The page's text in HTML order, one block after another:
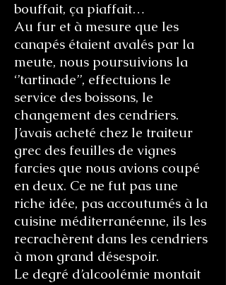
bouffait, ça piaffait…
Au fur et à mesure que les
canapés étaient avalés par la
meute, nous poursuivions la
‘’tartinade’’, effectuions le
service des boissons, le
changement des cendriers.
J’avais acheté chez le traiteur
grec des feuilles de vignes
farcies que nous avions coupé
en deux. Ce ne fut pas une
riche idée, pas accoutumés à la
cuisine méditerranéenne, ils les
recrachèrent dans les cendriers
à mon grand désespoir.
Le degré d’alcoolémie montait